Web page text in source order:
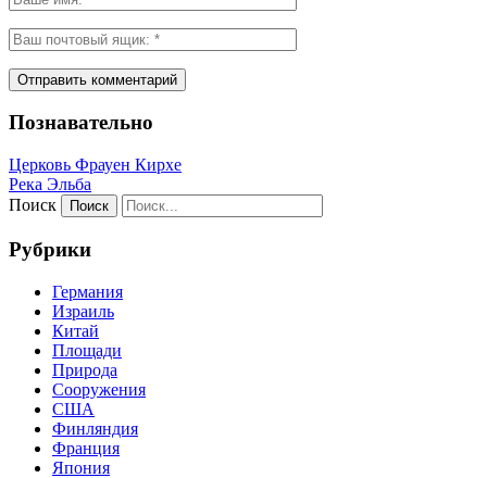
Познавательно
Церковь Фрауен Кирхе
Река Эльба
Поиск
Рубрики
Германия
Израиль
Китай
Площади
Природа
Сооружения
США
Финляндия
Франция
Япония